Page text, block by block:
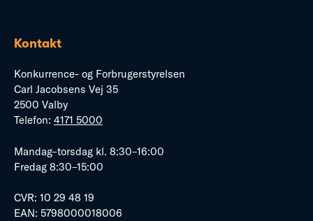
Kontakt
Konkurrence- og Forbrugerstyrelsen
Carl Jacobsens Vej 35
2500 Valby
Telefon: 4171 5000
Mandag–torsdag kl. 8:30–16:00
Fredag 8:30–15:00
CVR: 10 29 48 19
EAN: 5798000018006